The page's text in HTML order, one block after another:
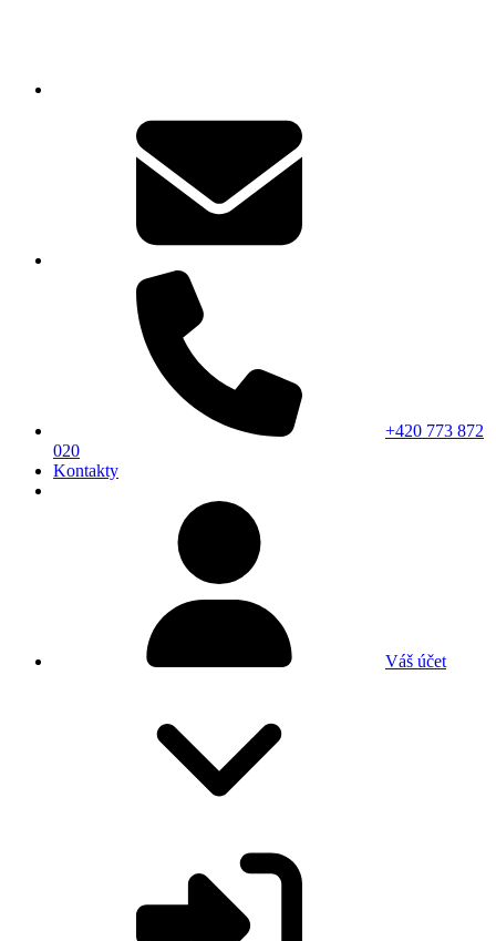
+420 773 872
020
Kontakty
Váš účet